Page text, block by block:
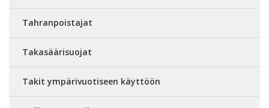
Tahranpoistajat
Takasäärisuojat
Takit ympärivuotiseen käyttöön